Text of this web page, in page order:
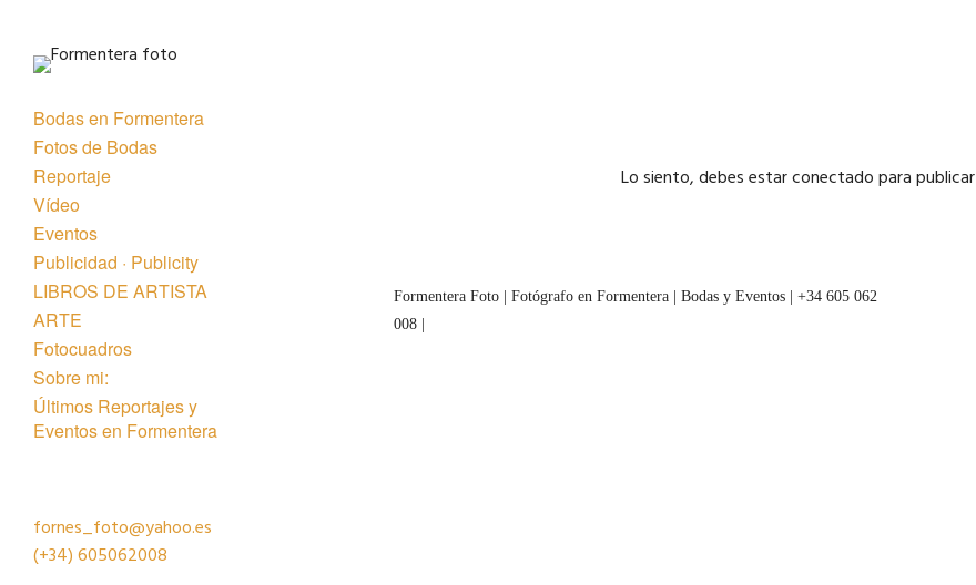
Bodas en Formentera
Fotos de Bodas
Reportaje
Vídeo
Eventos
Publicidad · Publicity
LIBROS DE ARTISTA
ARTE
Fotocuadros
Sobre mi:
Últimos Reportajes y
Eventos en Formentera
fornes_foto@yahoo.es
(+34)605062008
Lo siento, debes estarconectadopara
Formentera Foto | Fotógrafo en Formentera | Bodas y Eventos | +34 605 062
008 |